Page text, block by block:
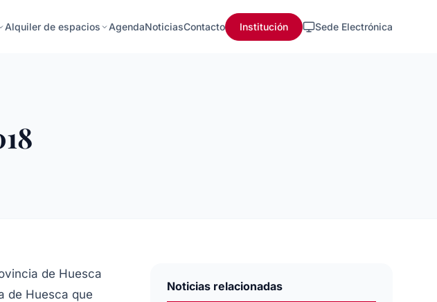
Alquiler de espacios AgendaNoticiasContacto Institución Sede Electrónica
de Huesca
de Huesca que
Noticias relacionadas